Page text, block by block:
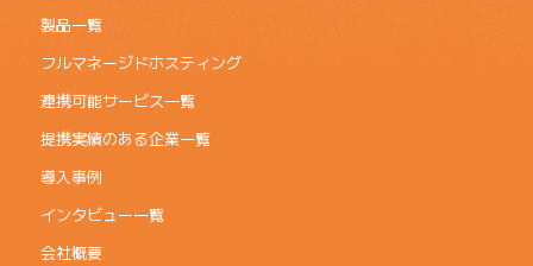
製品一覧
フルマネージドホスティング
連携可能サービス一覧
提携実績のある企業一覧
導入事例
インタビュー一覧
会社概要